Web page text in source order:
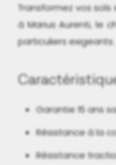
Transformez vos
à Marius Aurenti, le
particuliers exigeants.
Garantie 15 ans
Résistance à la
Résistance